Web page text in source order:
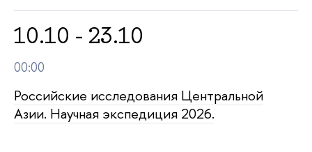
10.10 - 23.10
00:00
Российские исследования Центральной
Азии. Научная экспедиция 2026.